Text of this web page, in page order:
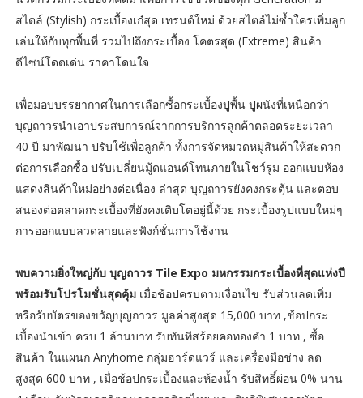
สไตล์ (Stylish) กระเบื้องเก๋สุด เทรนด์ใหม่ ด้วยสไตล์ไม่ซ้ำใครเพิ่มลูก
เล่นให้กับทุกพื้นที่ รวมไปถึงกระเบื้อง โคตรสุด (Extreme) สินค้า
ดีไซน์โดดเด่น ราคาโดนใจ
เพื่อมอบบรรยากาศในการเลือกซื้อกระเบื้องปูพื้น ปูผนังที่เหนือกว่า
บุญถาวรนำเอาประสบการณ์จากการบริการลูกค้าตลอดระยะเวลา
40 ปี มาพัฒนา ปรับใช้เพื่อลูกค้า ทั้งการจัดหมวดหมู่สินค้าให้สะดวก
ต่อการเลือกซื้อ ปรับเปลี่ยนมู้ดแอนด์โทนภายในโชว์รูม ออกแบบห้อง
แสดงสินค้าใหม่อย่างต่อเนื่อง ล่าสุด บุญถาวรยังคงกระตุ้น และตอบ
สนองต่อตลาดกระเบื้องที่ยังคงเติบโตอยู่นี้ด้วย กระเบื้องรูปแบบใหม่ๆ
การออกแบบลวดลายและฟังก์ชั่นการใช้งาน
พบความยิ่งใหญ่กับ บุญถาวร Tile Expo มหกรรมกระเบื้องที่สุดแห่งปี
พร้อมรับโปรโมชั่นสุดคุ้มเมื่อช้อปครบตามเงื่อนไข รับส่วนลดเพิ่ม
หรือรับบัตรของขวัญบุญถาวร มูลค่าสูงสุด 15,000 บาท ,ช้อปกระ
เบื้องนำเข้า ครบ 1 ล้านบาท รับทันทีสร้อยคอทองคำ 1 บาท , ซื้อ
สินค้า ในแผนก Anyhome กลุ่มฮาร์ดแวร์ และเครื่องมือช่าง ลด
สูงสุด 600 บาท , เมื่อช้อปกระเบื้องและห้องน้ำ รับสิทธิ์ผ่อน 0% นาน